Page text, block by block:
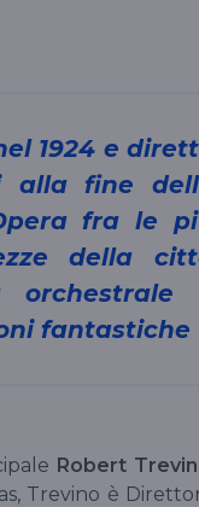
alla fine
fra le
della
orchestrale
fantastiche
Robert
Trevino è